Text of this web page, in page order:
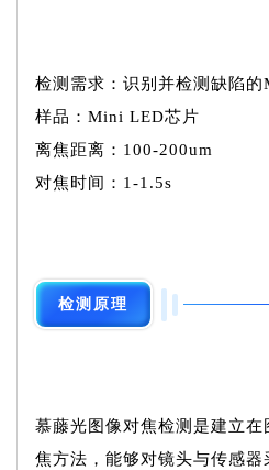
检测需求：识别并检测缺陷
样品：Mini LED芯片
离焦距离：100-200um
对焦时间：1-1.5s
检测原理
慕藤光图像对焦检测是建立
焦方法，能够对镜头与传感